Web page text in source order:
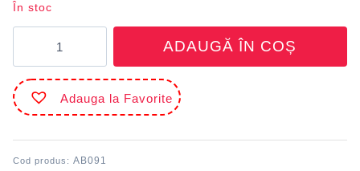
În stoc
-
AB091
Pădure
Desene
ADAUGĂ ÎN COȘ
Adauga la Favorite
Cod produs: AB091